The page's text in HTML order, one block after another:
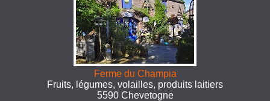
Ferme du Champia
Fruits, légumes, volailles, produits laitiers
5590 Chevetogne